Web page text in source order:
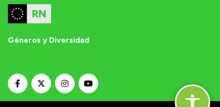
Géneros y Diversidad